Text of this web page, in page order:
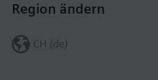
Region ändern
CH (de)